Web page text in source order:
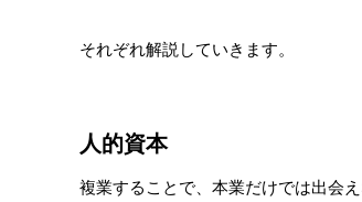
それぞれ解説していきます。
人的資本
複業することで、本業だけでは出会